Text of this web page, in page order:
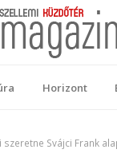
Horizont
Svájci Frank